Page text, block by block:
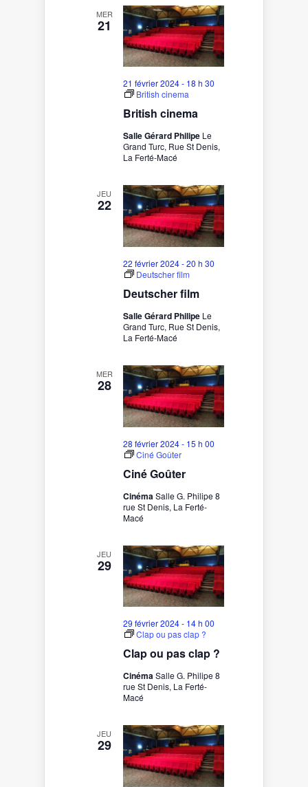
MER
21
British cinema
21 février 2024 - 18 h 30
British cinema
Salle Gérard Philipe Le
Grand Turc, Rue St Denis,
La Ferté-Macé
JEU
22
Deutscher film
22 février 2024 - 20 h 30
Deutscher film
Salle Gérard Philipe Le
Grand Turc, Rue St Denis,
La Ferté-Macé
MER
28
Ciné Goûter
28 février 2024 - 15 h 00
Ciné Goûter
Cinéma Salle G. Philipe 8
rue St Denis, La Ferté-
Macé
JEU
29
Clap ou pas clap ?
29 février 2024 - 14 h 00
Clap ou pas clap ?
CinémaSalle G. Philipe 8
rue St Denis, La Ferté-
Macé
JEU
29